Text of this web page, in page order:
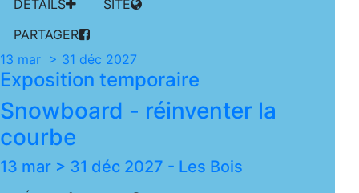
DÉTAILS
SITE
PARTAGER
13 mar > 31 déc 2027
Exposition temporaire
Snowboard - réinventer la
courbe
13 mar > 31 déc 2027 - Les Bois